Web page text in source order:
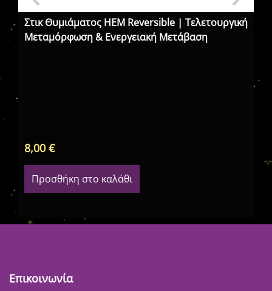
Στικ Θυμιάματος HEM Reversible | Τελετουργική
Μεταμόρφωση & Ενεργειακή Μετάβαση
8,00€
Προσθήκη στο καλάθι
Επικοινωνία